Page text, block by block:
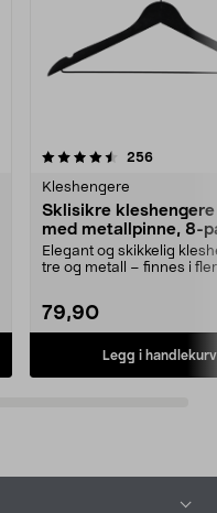
256
Kleshengere
Sklisikre
med metallpinne, 8-
Elegant og skikkelig
tre og metall – finnes i
79,90
Legg i handlekurv
4.5av 5 stjerner